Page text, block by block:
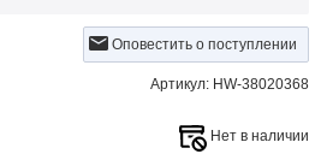
Оповестить о поступлении
Артикул: HW-38020368
Нет в наличии